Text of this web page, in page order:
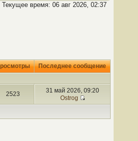
Текущее время: 06 авг 2026, 02:37
Последнее сообщение
2523
31 май 2026, 09:20
Ostrog